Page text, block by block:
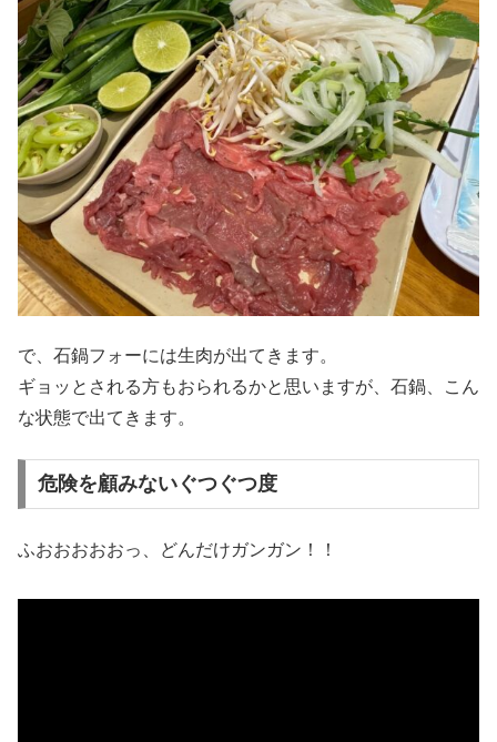
で、石鍋フォーには生肉が出てきます。
ギョッとされる方もおられるかと思いますが、石鍋、こん
な状態で出てきます。
危険を顧みないぐつぐつ度
ふおおおおおっ、どんだけガンガン！！